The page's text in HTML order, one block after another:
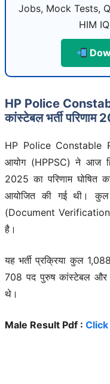
Jobs, Mock Tests,
HIM
HP Police
कांस्टेबल भर्ती परिणाम
HP Police Constable
आयोग (HPPSC) ने आज
2025 का परिणाम घोषित
आयोजित की गई थी। कुल
(Document
है।
यह भर्ती प्रक्रिया कुल
708 पद पुरुष कांस्टेबल और
थे।
Male Result Pdf :